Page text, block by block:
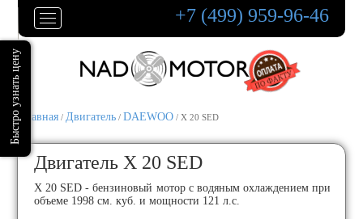
+7 (499) 959-96-46
Главная / Двигатель / DAEWOO / X 20 SED
Двигатель X 20 SED
X 20 SED - бензиновый мотор с водяным охлаждением при
объеме 1998 см. куб. и мощности 121 л.с.